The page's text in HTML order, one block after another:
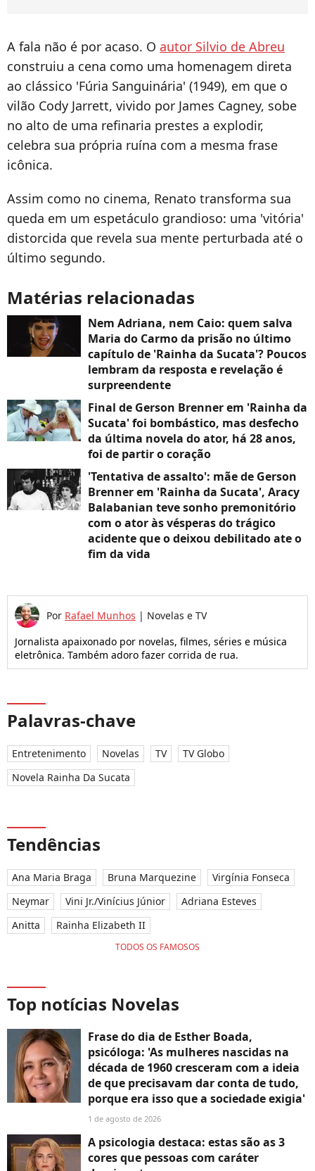
A fala não é por acaso. O autor Silvio de Abreu
construiu a cena como uma homenagem direta
ao clássico 'Fúria Sanguinária' (1949), em que o
vilão Cody Jarrett, vivido por James Cagney, sobe
no alto de uma refinaria prestes a explodir,
celebra sua própria ruína com a mesma frase
icônica.
Assim como no cinema, Renato transforma sua
queda em um espetáculo grandioso: uma 'vitória'
distorcida que revela sua mente perturbada até o
último segundo.
Matérias relacionadas
Nem Adriana, nem Caio: quem salva
Maria do Carmo da prisão no último
capítulo de 'Rainha da Sucata'? Poucos
lembram da resposta e revelação é
surpreendente
Final de Gerson Brenner em 'Rainha da
Sucata' foi bombástico, mas desfecho
da última novela do ator, há 28 anos,
foi de partir o coração
'Tentativa de assalto': mãe de Gerson
Brenner em 'Rainha da Sucata', Aracy
Balabanian teve sonho premonitório
com o ator às vésperas do trágico
acidente que o deixou debilitado ate o
fim da vida
Por Rafael Munhos | Novelas e TV
Jornalista apaixonado por novelas, filmes, séries e música
eletrônica. Também adoro fazer corrida de rua.
Palavras-chave
Entretenimento Novelas TV
TV Globo
Novela Rainha Da Sucata
Tendências
Ana Maria Braga Bruna Marquezine
Virgínia Fonseca
Neymar
Vini Jr./Vinícius Júnior
Adriana Esteves
Anitta
Rainha Elizabeth II
TODOS OS FAMOSOS
Top notícias Novelas
Frase do dia de Esther Boada,
psicóloga: 'As mulheres nascidas na
década de 1960 cresceram com a ideia
de que precisavam dar conta de tudo,
porque era isso que a sociedade exigia'
1 de agosto de 2026
A psicologia destaca: estas são as 3
cores que pessoas com caráter